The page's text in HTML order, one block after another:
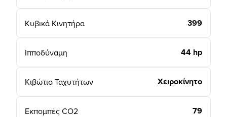
Κυβικά Κινητήρα 399
Ιπποδύναμη 44 hp
Κιβώτιο Ταχυτήτων Χειροκίνητο
Εκπομπές CO2 79